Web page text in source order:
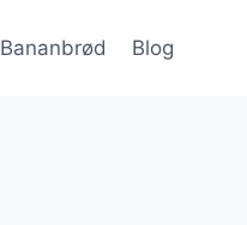
Bananbrød Blog